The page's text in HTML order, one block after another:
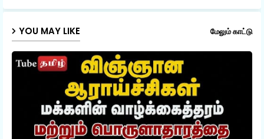
YOU MAY LIKE மேலும் காட்டு